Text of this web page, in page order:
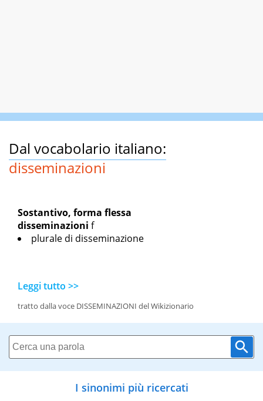
Dal vocabolario italiano:
disseminazioni
Sostantivo, forma flessa
disseminazioni f
plurale di disseminazione
Leggi tutto >>
tratto dalla voce DISSEMINAZIONI del Wikizionario
I sinonimi più ricercati